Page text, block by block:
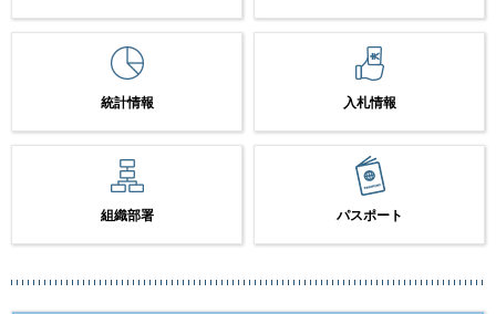
統計情報 入札情報
組織部署 パスポート